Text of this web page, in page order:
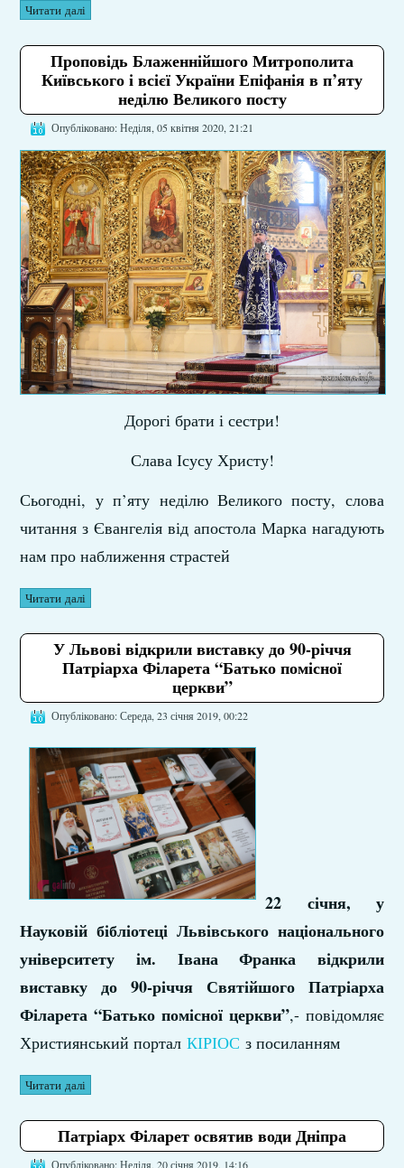
Читати далі
Проповідь Блаженнійшого Митрополита
Київського і всієї України Епіфанія в п’яту
неділю Великого посту
Опубліковано: Неділя, 05 квітня 2020, 21:21
Дорогі брати і сестри!
Слава Ісусу Христу!
Сьогодні, у п’яту неділю Великого посту, слова
читання з Євангелія від апостола Марка нагадують
нам про наближення страстей
Читати далі
У Львові відкрили виставку до 90-річчя
Патріарха Філарета “Батько помісної
церкви”
Опубліковано: Середа, 23 січня 2019, 00:22
22 січня, у
Науковій бібліотеці Львівського національного
університету ім. Івана Франка відкрили
виставку до 90-річчя Святійшого Патріарха
Філарета “Батько помісної церкви”,- повідомляє
Християнський порталКІРІОС з посиланням
Читати далі
Патріарх Філарет освятив води Дніпра
Опубліковано: Неділя, 20 січня 2019, 14:16